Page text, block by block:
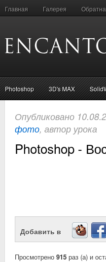
Главная Галерея
Photoshop 3D's MAX
Опубликовано
фото, автор урока
Photoshop -
Добавить в
Просмотрено 915 раз (а) и